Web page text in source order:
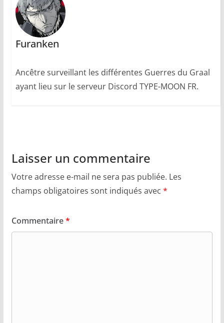
Furanken
Ancêtre surveillant les différentes Guerres du Graal
ayant lieu sur le serveur Discord TYPE-MOON FR.
Laisser un commentaire
Votre adresse e-mail ne sera pas publiée. Les
champs obligatoires sont indiqués avec *
Commentaire*